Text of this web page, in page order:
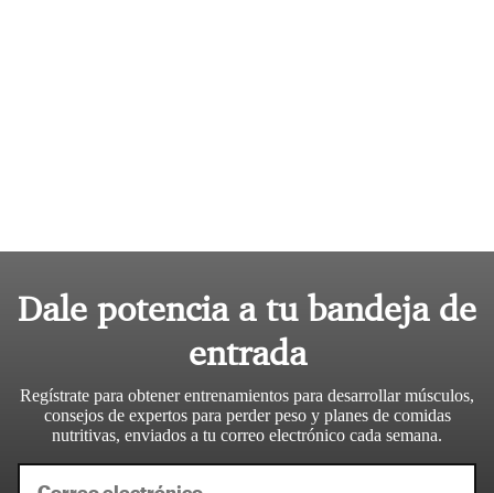
Dale potencia a tu bandeja de
entrada
Regístrate para obtener entrenamientos para desarrollar músculos,
consejos de expertos para perder peso y planes de comidas
nutritivas, enviados a tu correo electrónico cada semana.